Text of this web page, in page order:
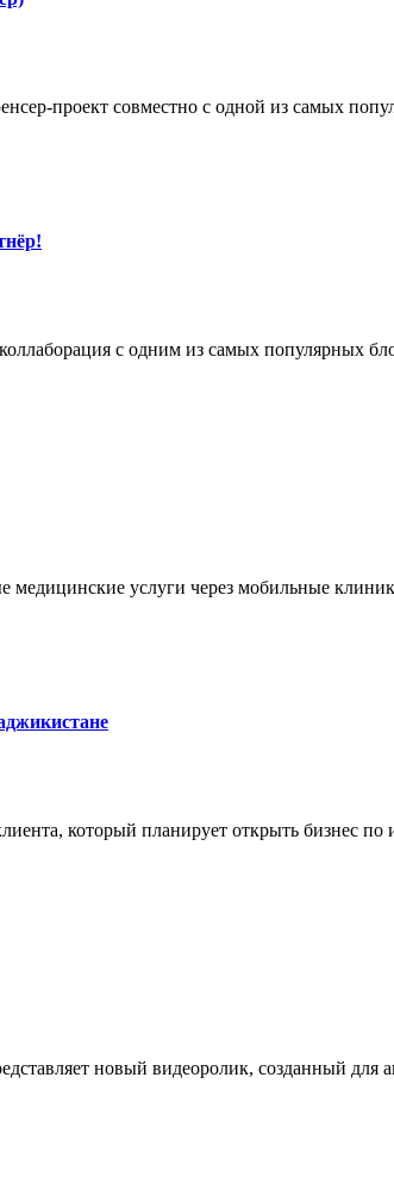
проект совместно с одной из самых
с одним из самых популярных
медицинские услуги через мобильные
который планирует открыть бизнес
новый видеоролик, созданный